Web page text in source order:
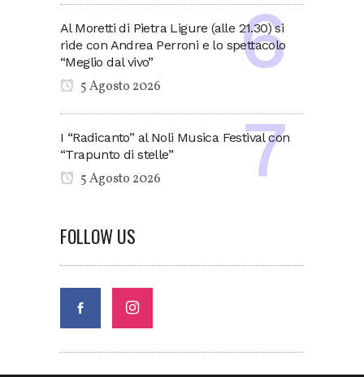
Al Moretti di Pietra Ligure (alle 21.30) si
ride con Andrea Perroni e lo spettacolo
“Meglio dal vivo”
5 Agosto 2026
I “Radicanto” al Noli Musica Festival con
“Trapunto di stelle”
5 Agosto 2026
FOLLOW US